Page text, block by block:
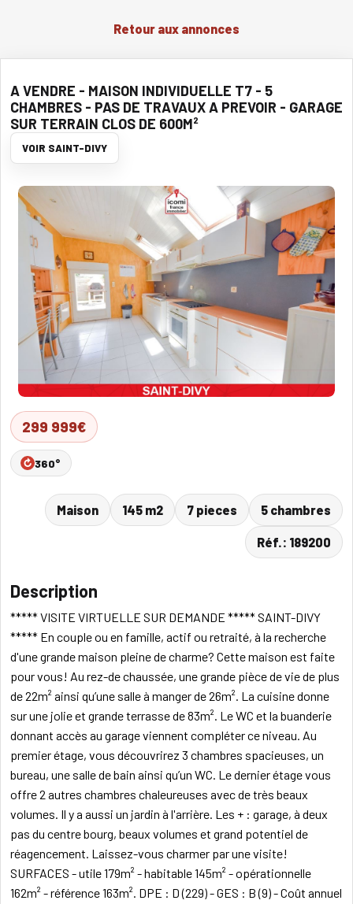
Retour aux annonces
A VENDRE - MAISON INDIVIDUELLE T7 - 5
CHAMBRES - PAS DE TRAVAUX A PREVOIR - GARAGE
SUR TERRAIN CLOS DE 600M²
VOIR SAINT-DIVY
299 999€
360°
Maison 145 m2 7 pieces 5 chambres
Réf.: 189200
Description
***** VISITE VIRTUELLE SUR DEMANDE ***** SAINT-DIVY
***** En couple ou en famille, actif ou retraité, à la recherche
d'une grande maison pleine de charme? Cette maison est faite
pour vous! Au rez-de chaussée, une grande pièce de vie de plus
de 22m² ainsi qu’une salle à manger de 26m². La cuisine donne
sur une jolie et grande terrasse de 83m². Le WC et la buanderie
donnant accès au garage viennent compléter ce niveau. Au
premier étage, vous découvrirez 3 chambres spacieuses, un
bureau, une salle de bain ainsi qu’un WC. Le dernier étage vous
offre 2 autres chambres chaleureuses avec de très beaux
volumes. Il y a aussi un jardin à l'arrière. Les + : garage, à deux
pas du centre bourg, beaux volumes et grand potentiel de
réagencement. Laissez-vous charmer par une visite!
SURFACES - utile 179m² - habitable 145m² - opérationnelle
162m² - référence 163m². DPE : D (229) - GES : B (9) - Coût annuel